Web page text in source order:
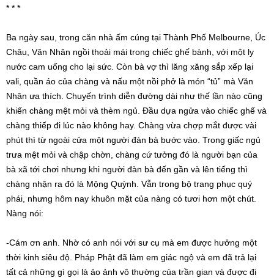
* * *
Ba ngày sau, trong căn nhà ấm cúng tại Thành Phố Melbourne, Úc
Châu, Văn Nhân ngồi thoải mái trong chiếc ghế bành, với một ly
nước cam uống cho lại sức. Còn bà vợ thì lăng xăng sắp xếp lại
vali, quần áo của chàng và nấu một nồi phở là món “tủ” mà Văn
Nhân ưa thích. Chuyến trình diễn đường dài như thế lần nào cũng
khiến chàng mệt mỏi và thèm ngủ. Đầu dựa ngửa vào chiếc ghế và
chàng thiếp đi lúc nào không hay. Chàng vừa chợp mắt được vài
phút thì từ ngoài cửa một người đàn bà bước vào. Trong giấc ngủ
trưa mệt mỏi và chập chờn, chàng cứ tưởng đó là người bạn của
bà xã tới chơi nhưng khi người đàn bà đến gần và lên tiếng thì
chàng nhận ra đó là Mộng Quỳnh. Vẫn trong bộ trang phục quý
phái, nhưng hôm nay khuôn mặt của nàng có tươi hơn một chút.
Nàng nói:
-Cám ơn anh. Nhờ có anh nói với sư cụ mà em được hưởng một
thời kinh siêu độ. Pháp Phật đã làm em giác ngộ và em đã trả lại
tất cả những gì gọi là ảo ảnh vô thường của trần gian và được đi